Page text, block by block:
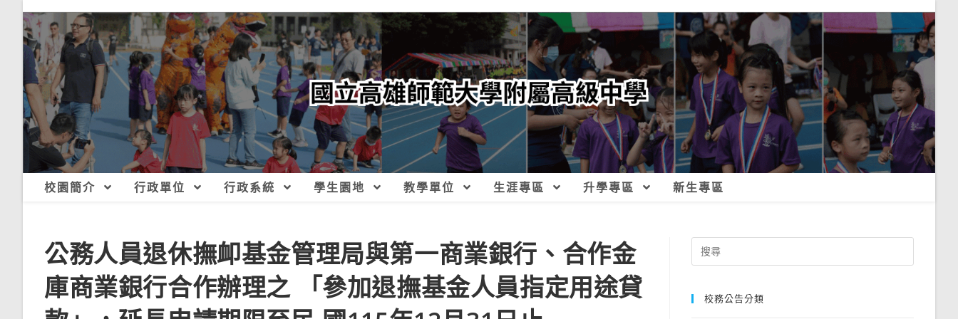
校園簡介 行政單位 行政系統 學生園地 教學單位 生涯專區 升學專區 新生專區
公務人員退休撫卹基金管理局與第一商業銀行、合作金
庫商業銀行合作辦理之 「參加退撫基金人員指定用途貸
Search
for:
校務公告分類